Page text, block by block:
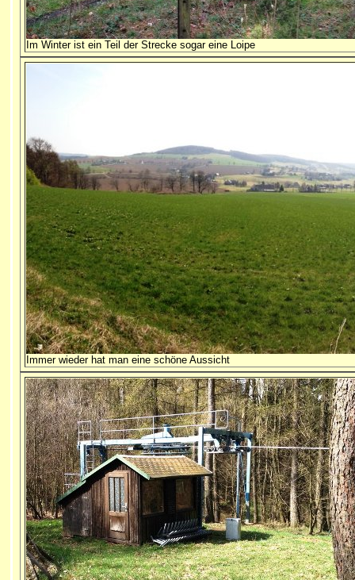
Im Winter ist ein Teil der Strecke sogar eine Loipe
Immer wieder hat man eine schöne Aussicht